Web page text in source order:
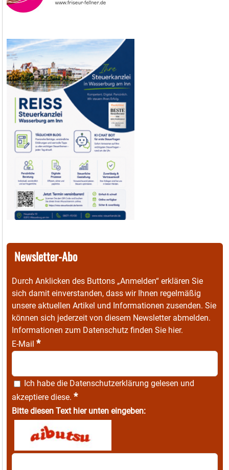
Newsletter-Abo
Durch Anklicken des Buttons „Anmelden“ erklären Sie
sich damit einverstanden, dass wir Ihnen regelmäßig
unsere aktuellen Artikel und Informationen zusenden. Sie
können sich jederzeit von diesem Newsletter abmelden.
Informationen zum Datenschutz finden Sie hier.
E-Mail *
Ich habe die Datenschutzerklärung gelesen und
akzeptiere diese. *
Bitte diesen Text hier unten eingeben: